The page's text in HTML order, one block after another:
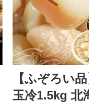
【ふぞろい
玉冷1.5kg 北